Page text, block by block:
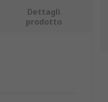
Dettagli
prodotto